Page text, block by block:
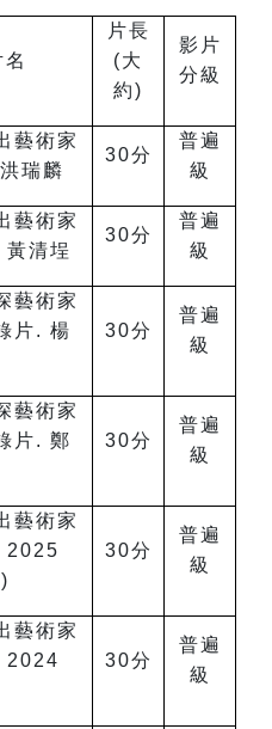
名
片長
(大
約)
影片
分級
藝術家
瑞麟
30分
普遍
級
藝術家
黃清埕
30分
普遍
級
藝術家
片. 楊
30分
普遍
級
藝術家
片. 鄭
30分
普遍
級
藝術家
2025
30分
普遍
級
藝術家
2024
30分
普遍
級